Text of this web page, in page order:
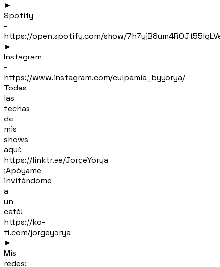
►
Spotify
-
https://open.spotify.com/show/
►
Instagram
-
https://www.instagram.com/culpamia_byyorya/
Todas
las
fechas
de
mis
shows
aquí:
https://linktr.ee/JorgeYorya
¡Apóyame
invitándome
a
un
café!
https://ko-
fi.com/jorgeyorya
►
Mis
redes: